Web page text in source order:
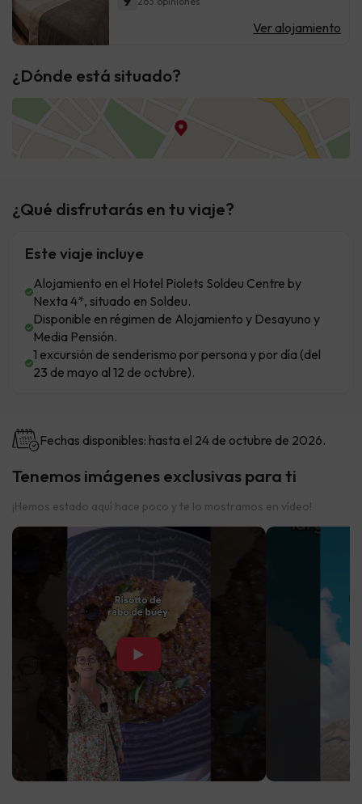
Ver alojamiento
¿Dónde está situado?
¿Qué disfrutarás en tu viaje?
Este viaje incluye
Alojamiento en el Hotel Piolets Soldeu Centre by
Nexta 4*, situado en Soldeu.
Disponible en régimen de Alojamiento y Desayuno y
Media Pensión.
1 excursión de senderismo por persona y por día (del
23 de mayo al 12 de octubre).
Fechas disponibles: hasta el 24 de octubre de 2026.
Tenemos imágenes exclusivas para ti
¡Hemos estado aquí hace poco y te lo mostramos en vídeo!
▶